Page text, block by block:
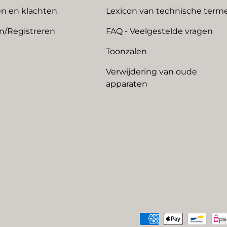
en klachten
Registreren
Lexicon van technische
FAQ - Veelgestelde vragen
Toonzalen
Verwijdering van oude
apparaten
Geaccepteerde